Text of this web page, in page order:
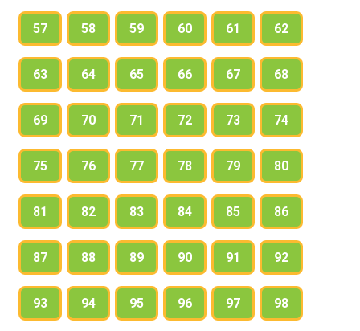
57 58 59 60 61 62
63 64 65 66 67 68
69 70 71 72 73 74
75 76 77 78 79 80
81 82 83 84 85 86
87 88 89 90 91 92
93 94 95 96 97 98